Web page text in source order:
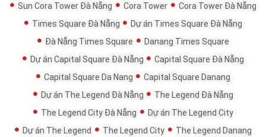
Sun Cora Tower Đà Nẵng
Cora Tower
Cora Tower Đà Nẵng
Times Square Đà Nẵng
Dự án Times Square Đà Nẵng
Đà Nẵng Times Square
Danang Times Square
Dự án Capital Square Đà Nẵng
Capital Square Đà Nẵng
Capital Square Da Nang
Capital Square Danang
Dự án The Legend Đà Nẵng
The Legend Đà Nẵng
The Legend City Đà Nẵng
Dự án The Legend City
Dự án The Legend
The Legend City
The Legend Danang